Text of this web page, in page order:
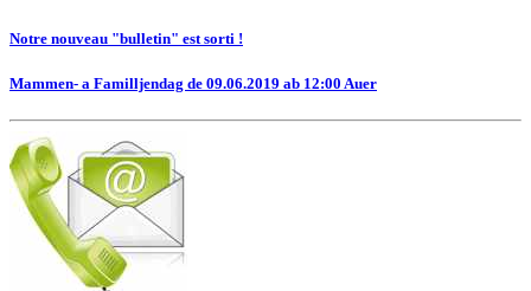
Notre nouveau "bulletin" est sorti !
Mammen- a Familljendag de 09.06.2019 ab 12:00 Auer